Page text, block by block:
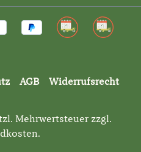
AGB Widerrufsrecht
Mehrwertsteuer zzgl.
.